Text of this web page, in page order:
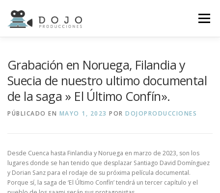
contenido
Menú
NOTICIAS CONTACTO
Grabación en Noruega, Filandia y
Suecia de nuestro ultimo documental
de la saga » El Último Confín».
PÚBLICADO EN MAYO 1, 2023 POR DOJOPRODUCCIONES
Desde Cuenca hasta Finlandia y Noruega en marzo de 2023, son los
lugares donde se han tenido que desplazar Santiago David Domínguez
y Dorian Sanz para el rodaje de su próxima película documental.
Porque sí, la saga de ‘El Último Confín’ tendrá un tercer capítulo y el